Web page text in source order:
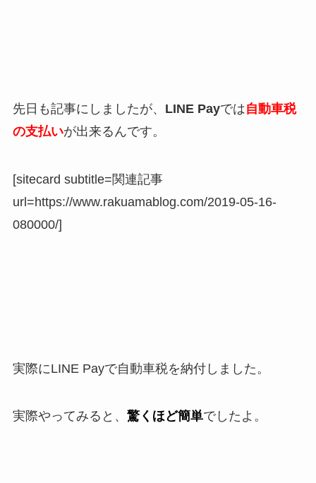
先日も記事にしましたが、 LINE Payでは自動車税
の支払いが出来るんです。
[sitecard subtitle=関連記事
url=https://www.rakuamablog.com/2019-05-16-
080000/]
実際にLINE Payで自動車税を納付しました。
実際やってみると、 驚くほど簡単でしたよ。